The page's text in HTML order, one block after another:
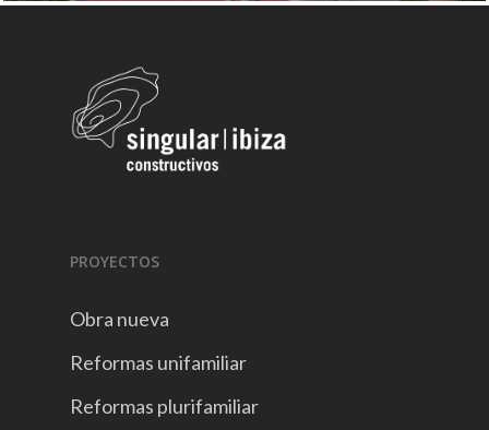
PROYECTOS
Obra nueva
Reformas unifamiliar
Reformas plurifamiliar